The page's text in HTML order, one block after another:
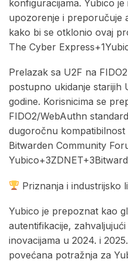
konfiguracijama. Yubico
upozorenje i preporučuje
kako bi se otklonio ovaj
The Cyber
Prelazak sa U2F na
postupno ukidanje starijih
godine. Korisnicima se
FIDO2/WebAuthn
dugoročnu kompatibilnost
Bitwarden Community
Priznanja i industrijsko
Yubico je prepoznat kao
autentifikacije,
inovacijama u 2024. i
povećana potražnja za